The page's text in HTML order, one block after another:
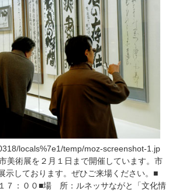
locals%7e1/temp/moz-screenshot-1.jp
美術展を２月１日まで開催しています。市
示しております。ぜひご来場ください。■
７：００■場 所：ルネッサながと「文化情